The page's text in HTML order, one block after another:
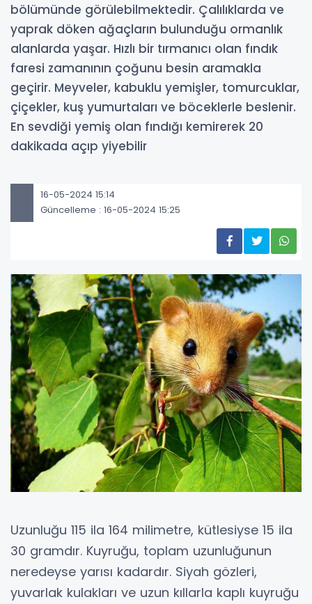
bölümünde görülebilmektedir. Çalılıklarda ve
yaprak döken ağaçların bulunduğu ormanlık
alanlarda yaşar. Hızlı bir tırmanıcı olan fındık
faresi zamanının çoğunu besin aramakla
geçirir. Meyveler, kabuklu yemişler, tomurcuklar,
çiçekler, kuş yumurtaları ve böceklerle beslenir.
En sevdiği yemiş olan fındığı kemirerek 20
dakikada açıp yiyebilir
16-05-2024 15:14
Güncelleme : 16-05-2024 15:25
Uzunluğu 115 ila 164 milimetre, kütlesiyse 15 ila
30 gramdır. Kuyruğu, toplam uzunluğunun
neredeyse yarısı kadardır. Siyah gözleri,
yuvarlak kulakları ve uzun kıllarla kaplı kuyruğu